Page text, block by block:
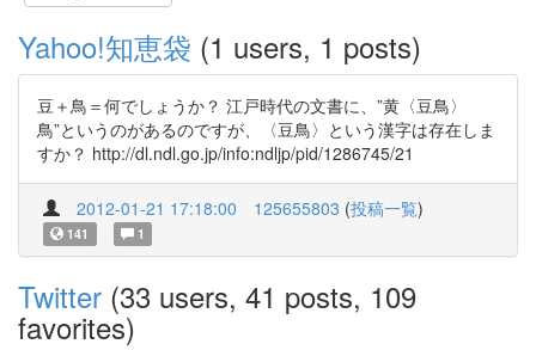
Yahoo!知恵袋 (1 users, 1 posts)
豆＋鳥＝何でしょうか？ 江戸時代の文書に、”黄〈豆鳥〉
鳥”というのがあるのですが、〈豆鳥〉という漢字は存在しま
すか？ http://dl.ndl.go.jp/info:ndljp/pid/1286745/21
2012-01-21 17:18:00 125655803 (投稿一覧)
141 1
Twitter (33 users, 41 posts, 109
favorites)